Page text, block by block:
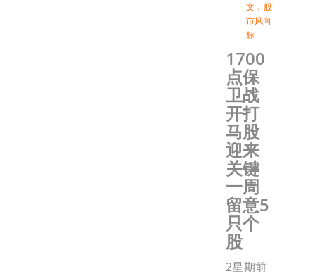
文 ， 股
市风向
标
1700
点保
卫战
开打
马股
迎来
关键
一周
留意5
只个
股
2星期前